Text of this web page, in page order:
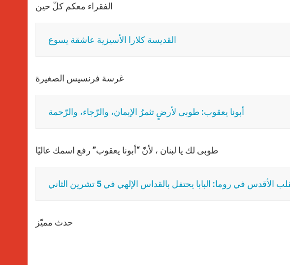
الفقراء معكم كلّ حين
القديسة كلارا الأسيزية عاشقة يسوع
غرسة فرنسيس الصغيرة
أبونا يعقوب: طوبى لأرضٍ تثمرُ الإيمان، والرّجاء، والرّحمة
طوبى لك يا لبنان ، لأنّ “أبونا يعقوب” رفع اسمك عاليًا
الأقدس في روما: البابا يحتفل بالقداس الإلهي في 5 تشرين الثاني
حدث مميّز